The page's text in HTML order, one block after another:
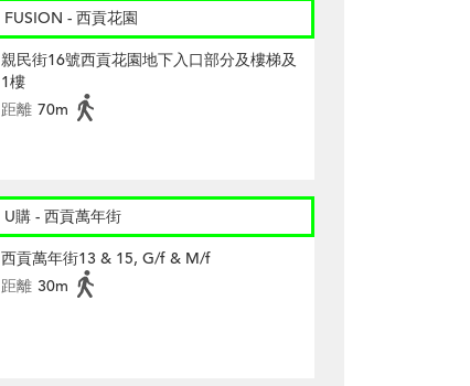
FUSION - 西貢花園
親民街16號西貢花園地下入口部分及樓梯及
1樓
距離 70m
U購 - 西貢萬年街
西貢萬年街13 & 15, G/f & M/f
距離 30m